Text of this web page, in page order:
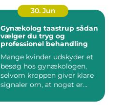
30. Jun
Gynækolog taastrup sådan
vælger du tryg og
professionel behandling
Mange kvinder udskyder et
besøg hos gynækologen,
selvom kroppen giver klare
signaler om, at noget er...